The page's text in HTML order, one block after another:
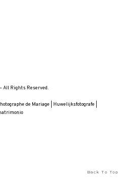
All Rights Reserved.
de Mariage | Huwelijksfotografe |
Back To Top